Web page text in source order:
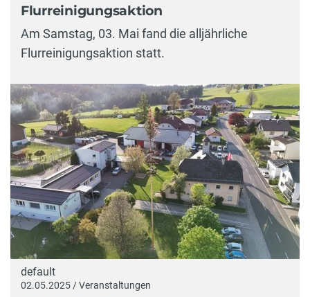
Flurreinigungsaktion
Am Samstag, 03. Mai fand die alljährliche
Flurreinigungsaktion statt.
default
02.05.2025 / Veranstaltungen